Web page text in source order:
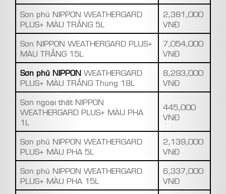
Sơn phủ NIPPON WEATHERGARD
PLUS+ MÀU TRẮNG 5L
2,381,000
VNĐ
Sơn NIPPON WEATHERGARD PLUS+
MÀU TRẮNG 15L
7,054,000
VNĐ
Sơn phủ NIPPON WEATHERGARD
PLUS+ MÀU TRẮNG Thùng 18L
8,293,000
VNĐ
Sơn ngoại thất NIPPON
WEATHERGARD PLUS+ MÀU PHA
1L
445,000
VNĐ
Sơn phủ NIPPON WEATHERGARD
PLUS+ MÀU PHA 5L
2,139,000
VNĐ
Sơn phủ NIPPON WEATHERGARD
PLUS+ MÀU PHA 15L
6,337,000
VNĐ